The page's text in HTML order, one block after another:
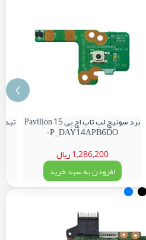
برد سوئیچ لپ تاپ اچ پی Pavilion 15
-P_DAY14APB6DO
1,286,200 ریال
افزودن به سبد خرید